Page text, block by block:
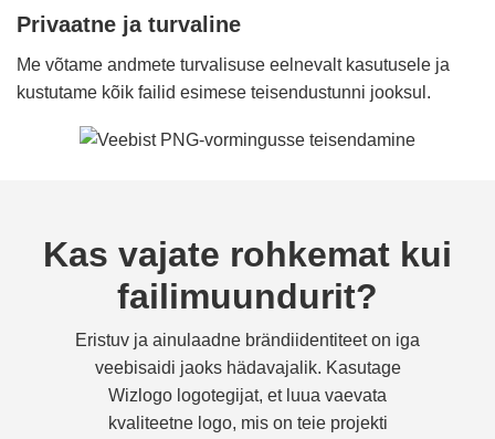
Privaatne ja turvaline
Me võtame andmete turvalisuse eelnevalt kasutusele ja
kustutame kõik failid esimese teisendustunni jooksul.
Kas vajate rohkemat kui
failimuundurit?
Eristuv ja ainulaadne brändiidentiteet on iga
veebisaidi jaoks hädavajalik. Kasutage
Wizlogo logotegijat, et luua vaevata
kvaliteetne logo, mis on teie projekti